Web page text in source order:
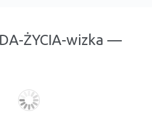
ŻYCIA-wizka —